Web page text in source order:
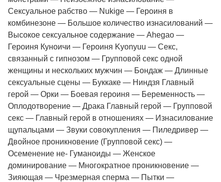
Сексуальное рабство — Nukige — Героиня в
комбинезоне — Большое количество изнасилований —
Высокое сексуальное содержание — Ahegao —
Героиня Куноичи — Героиня Kyonyuu — Секс,
связанный с гипнозом — Групповой секс одной
женщины и нескольких мужчин — Бондаж — Длинные
сексуальные сцены — Буккаке — Ниндзя Главный
герой — Орки — Боевая героиня — Беременность —
Оплодотворение — Драка Главный герой — Групповой
секс — Главный герой в отношениях — Изнасилование
щупальцами — Звуки совокупления — Пиледривер —
Двойное проникновение (Групповой секс) —
Осеменение не- Гуманоиды — Женское
доминирование — Многократное проникновение —
Зияющая — Чрезмерная сперма — Пытки —